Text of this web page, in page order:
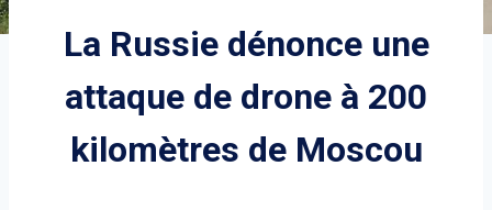
La Russie dénonce une
attaque de drone à 200
kilomètres de Moscou